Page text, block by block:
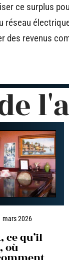
ce surplus
des revenus
mars 2026
ce qu’il
où